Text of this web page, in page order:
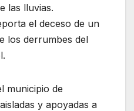
las lluvias.
el deceso de un
los derrumbes del
municipio de
y apoyadas a